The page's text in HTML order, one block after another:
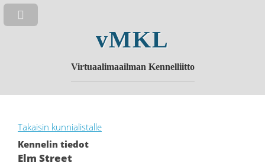
vMKL
Virtuaalimaailman Kennelliitto
Takaisin kunnialistalle
Kennelin tiedot
Elm Street